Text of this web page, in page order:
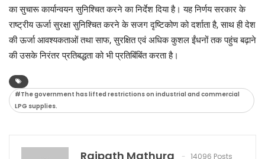
का सुचारू कार्यान्वयन सुनिश्चित करने का निर्देश दिया है। यह निर्णय सरकार के
राष्ट्रीय ऊर्जा सुरक्षा सुनिश्चित करने के सजग दृष्टिकोण को दर्शाता है, साथ ही देश
की ऊर्जा आवश्यकताओं तथा साफ, सुरक्षित एवं अधिक कुशल ईंधनों तक पहुंच बढ़ाने
की उसके निरंतर प्रतिबद्धता को भी प्रतिबिंबिंत करता है।
#The government has lifted restrictions on industrial and commercial
LPG supplies.
Rajpath Mathura 14096 Posts